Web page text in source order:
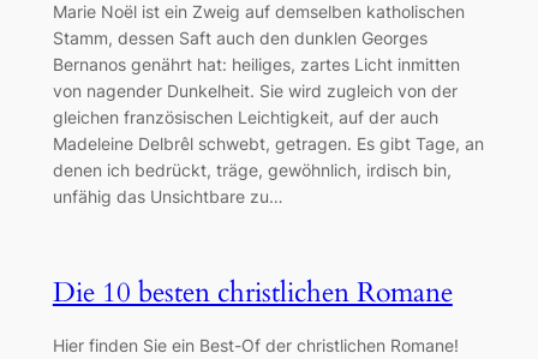
Marie Noël ist ein Zweig auf demselben katholischen
Stamm, dessen Saft auch den dunklen Georges
Bernanos genährt hat: heiliges, zartes Licht inmitten
von nagender Dunkelheit. Sie wird zugleich von der
gleichen französischen Leichtigkeit, auf der auch
Madeleine Delbrêl schwebt, getragen. Es gibt Tage, an
denen ich bedrückt, träge, gewöhnlich, irdisch bin,
unfähig das Unsichtbare zu…
Die 10 besten christlichen Romane
Hier finden Sie ein Best-Of der christlichen Romane!